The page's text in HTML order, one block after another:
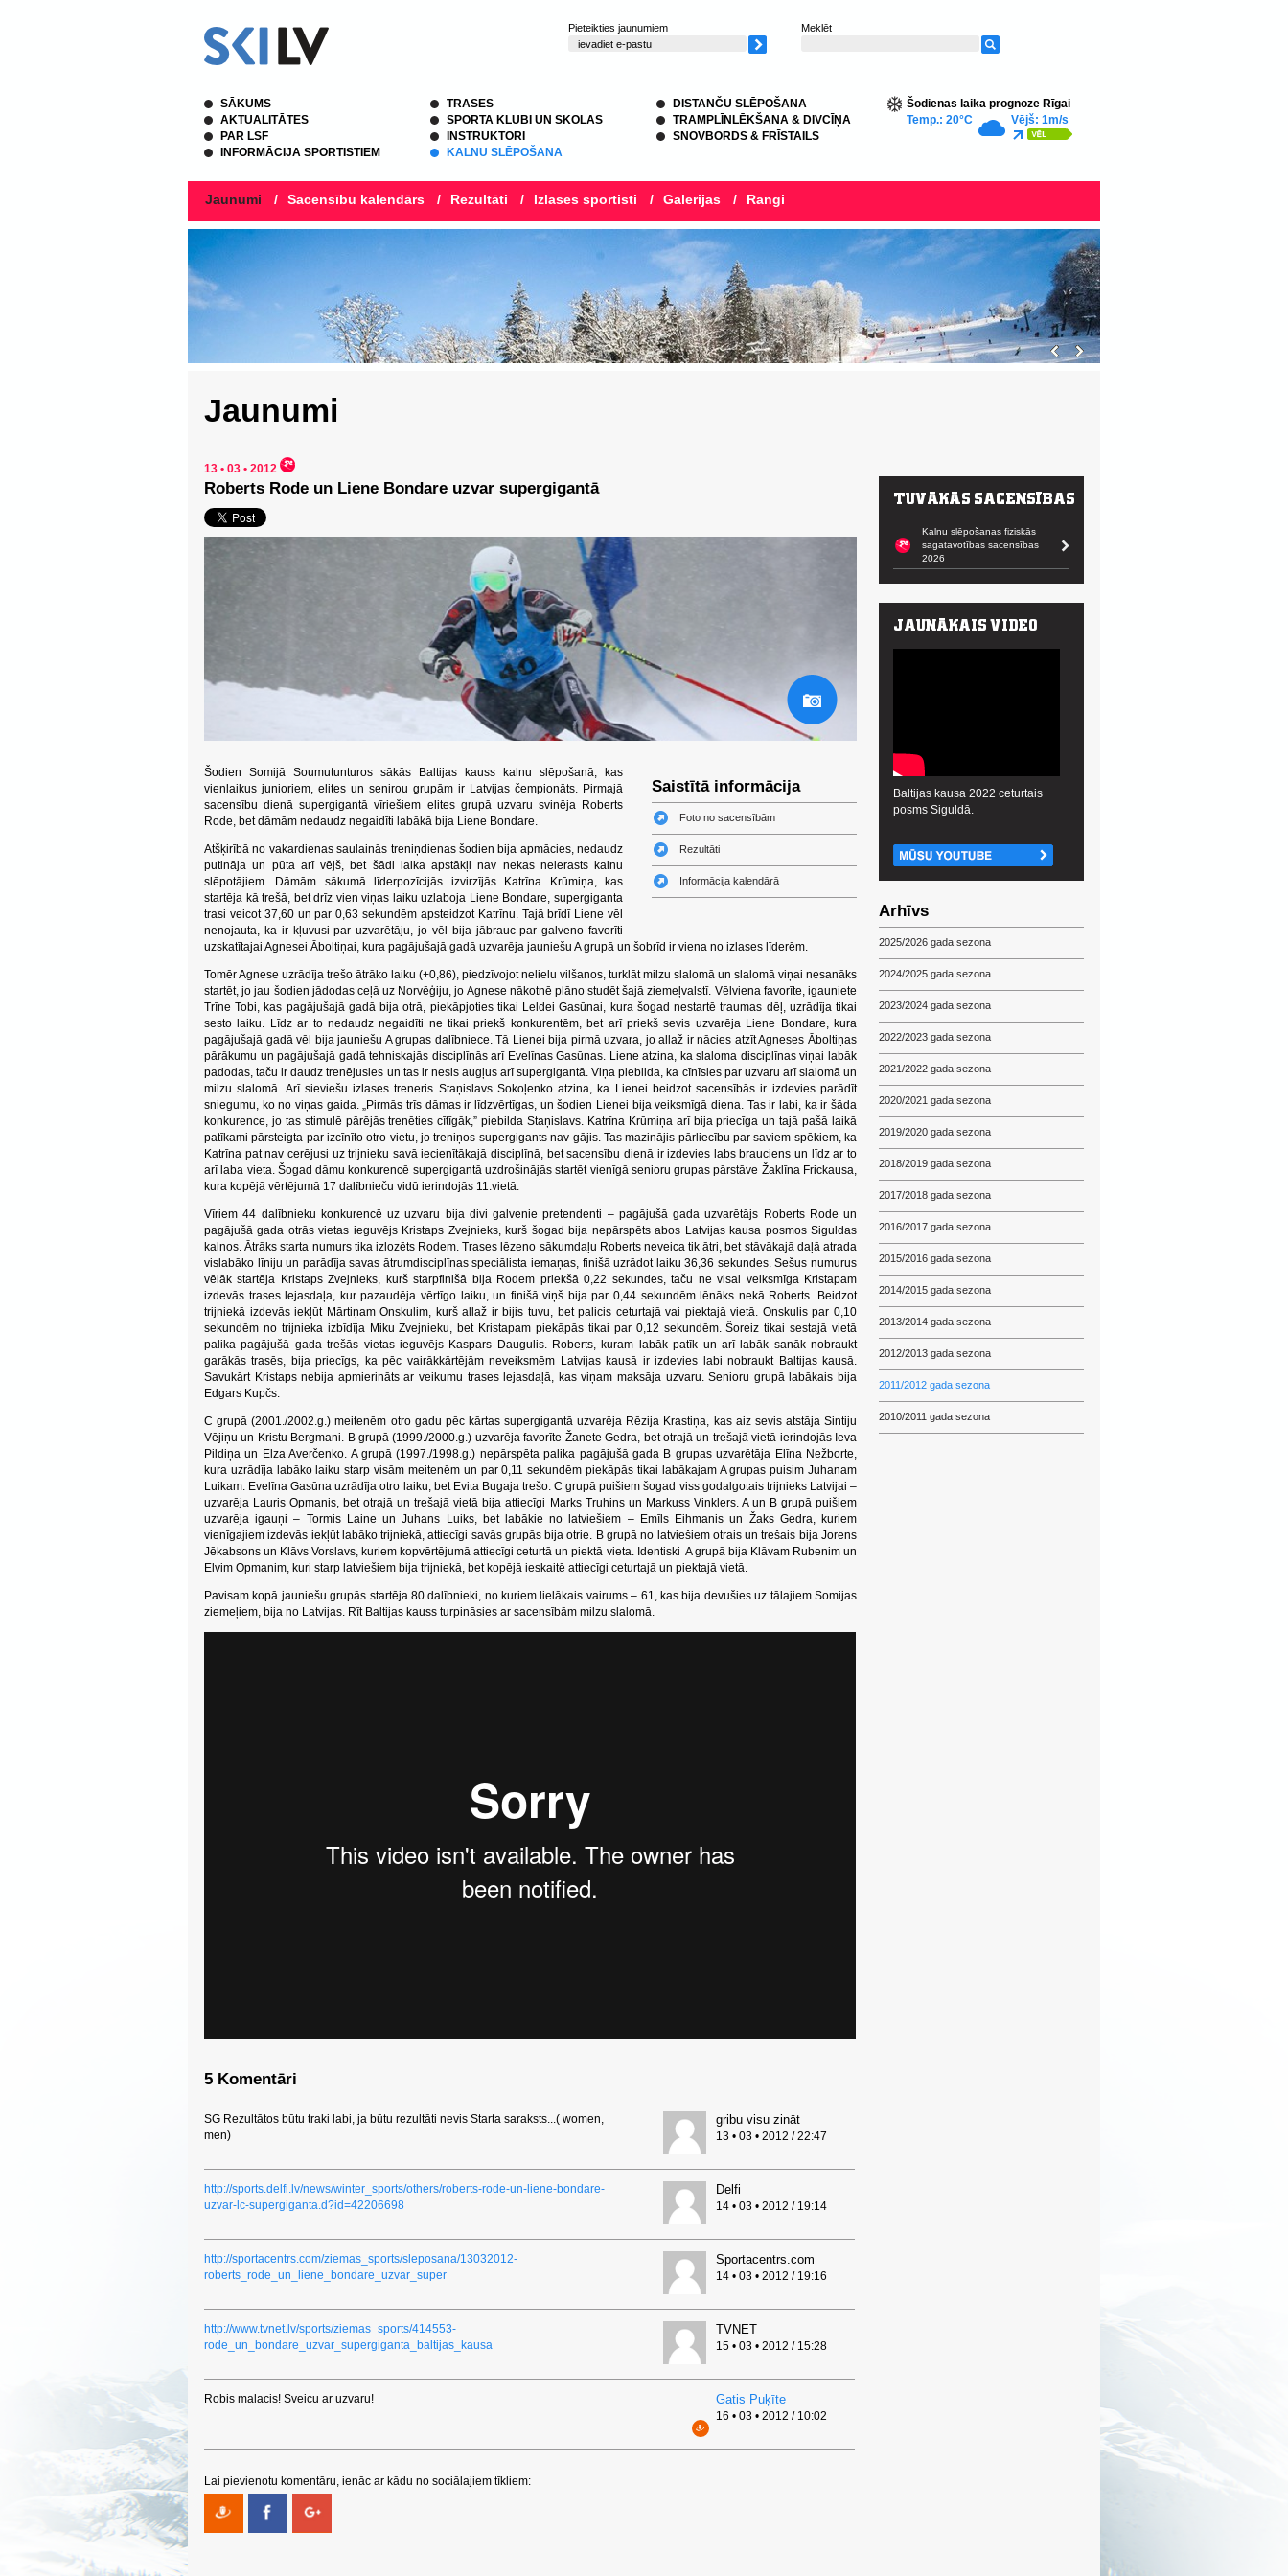
Pieteikties jaunumiem Meklēt
SĀKUMS
AKTUALITĀTES
PAR LSF
INFORMĀCIJA SPORTISTIEM
TRASES
SPORTA KLUBI UN SKOLAS
INSTRUKTORI
KALNU SLĒPOŠANA
DISTANČU SLĒPOŠANA
TRAMPLĪNLĒKŠANA & DIVCĪŅA
SNOVBORDS & FRĪSTAILS
Šodienas laika prognoze Rīgai
Temp.: 20°C
Vējš: 1m/s
Jaunumi / Sacensību kalendārs / Rezultāti / Izlases sportisti / Galerijas / Rangi
Jaunumi
13 • 03 • 2012
Roberts Rode un Liene Bondare uzvar supergigantā
Saistītā informācija
Foto no sacensībām
Rezultāti
Informācija kalendārā
Šodien Somijā Soumutunturos sākās Baltijas kauss kalnu slēpošanā, kas
vienlaikus junioriem, elites un senirou grupām ir Latvijas čempionāts. Pirmajā
sacensību dienā supergigantā vīriešiem elites grupā uzvaru svinēja Roberts
Rode, bet dāmām nedaudz negaidīti labākā bija Liene Bondare.
Atšķirībā no vakardienas saulainās treniņdienas šodien bija apmācies, nedaudz
putināja un pūta arī vējš, bet šādi laika apstākļi nav nekas neierasts kalnu
slēpotājiem. Dāmām sākumā līderpozīcijās izvirzījās Katrīna Krūmiņa, kas
startēja kā trešā, bet drīz vien viņas laiku uzlaboja Liene Bondare, supergiganta
trasi veicot 37,60 un par 0,63 sekundēm apsteidzot Katrīnu. Tajā brīdī Liene vēl
nenojauta, ka ir kļuvusi par uzvarētāju, jo vēl bija jābrauc par galveno favorīti
uzskatītajai Agnesei Āboltiņai, kura pagājušajā gadā uzvarēja jauniešu A grupā un šobrīd ir viena no izlases līderēm.
Tomēr Agnese uzrādīja trešo ātrāko laiku (+0,86), piedzīvojot nelielu vilšanos, turklāt milzu slalomā un slalomā viņai nesanāks
startēt, jo jau šodien jādodas ceļā uz Norvēģiju, jo Agnese nākotnē plāno studēt šajā ziemeļvalstī. Vēlviena favorīte, igauniete
Trīne Tobi, kas pagājušajā gadā bija otrā, piekāpjoties tikai Leldei Gasūnai, kura šogad nestartē traumas dēļ, uzrādīja tikai
sesto laiku. Līdz ar to nedaudz negaidīti ne tikai priekš konkurentēm, bet arī priekš sevis uzvarēja Liene Bondare, kura
pagājušajā gadā vēl bija jauniešu A grupas dalībniece. Tā Lienei bija pirmā uzvara, jo allaž ir nācies atzīt Agneses Āboltiņas
pārākumu un pagājušajā gadā tehniskajās disciplīnās arī Evelīnas Gasūnas. Liene atzina, ka slaloma disciplīnas viņai labāk
padodas, taču ir daudz trenējusies un tas ir nesis augļus arī supergigantā. Viņa piebilda, ka cīnīsies par uzvaru arī slalomā un
milzu slalomā. Arī sieviešu izlases treneris Staņislavs Sokoļenko atzina, ka Lienei beidzot sacensībās ir izdevies parādīt
sniegumu, ko no viņas gaida. „Pirmās trīs dāmas ir līdzvērtīgas, un šodien Lienei bija veiksmīgā diena. Tas ir labi, ka ir šāda
konkurence, jo tas stimulē pārējās trenēties cītīgāk,” piebilda Staņislavs. Katrīna Krūmiņa arī bija priecīga un tajā pašā laikā
patīkami pārsteigta par izcīnīto otro vietu, jo treniņos supergigants nav gājis. Tas mazinājis pārliecību par saviem spēkiem, ka
Katrīna pat nav cerējusi uz trijnieku savā iecienītākajā disciplīnā, bet sacensību dienā ir izdevies labs brauciens un līdz ar to
arī laba vieta. Šogad dāmu konkurencē supergigantā uzdrošinājās startēt vienīgā senioru grupas pārstāve Žaklīna Frickausa,
kura kopējā vērtējumā 17 dalībnieču vidū ierindojās 11.vietā.
Vīriem 44 dalībnieku konkurencē uz uzvaru bija divi galvenie pretendenti – pagājušā gada uzvarētājs Roberts Rode un
pagājušā gada otrās vietas ieguvējs Kristaps Zvejnieks, kurš šogad bija nepārspēts abos Latvijas kausa posmos Siguldas
kalnos. Ātrāks starta numurs tika izlozēts Rodem. Trases lēzeno sākumdaļu Roberts neveica tik ātri, bet stāvākajā daļā atrada
vislabāko līniju un parādīja savas ātrumdisciplīnas speciālista iemaņas, finišā uzrādot laiku 36,36 sekundes. Sešus numurus
vēlāk startēja Kristaps Zvejnieks, kurš starpfinišā bija Rodem priekšā 0,22 sekundes, taču ne visai veiksmīga Kristapam
izdevās trases lejasdaļa, kur pazaudēja vērtīgo laiku, un finišā viņš bija par 0,44 sekundēm lēnāks nekā Roberts. Beidzot
trijniekā izdevās iekļūt Mārtiņam Onskulim, kurš allaž ir bijis tuvu, bet palicis ceturtajā vai piektajā vietā. Onskulis par 0,10
sekundēm no trijnieka izbīdīja Miku Zvejnieku, bet Kristapam piekāpās tikai par 0,12 sekundēm. Šoreiz tikai sestajā vietā
palika pagājušā gada trešās vietas ieguvējs Kaspars Daugulis. Roberts, kuram labāk patīk un arī labāk sanāk nobraukt
garākās trasēs, bija priecīgs, ka pēc vairākkārtējām neveiksmēm Latvijas kausā ir izdevies labi nobraukt Baltijas kausā.
Savukārt Kristaps nebija apmierināts ar veikumu trases lejasdaļā, kas viņam maksāja uzvaru. Senioru grupā labākais bija
Edgars Kupčs.
C grupā (2001./2002.g.) meitenēm otro gadu pēc kārtas supergigantā uzvarēja Rēzija Krastiņa, kas aiz sevis atstāja Sintiju
Vējiņu un Kristu Bergmani. B grupā (1999./2000.g.) uzvarēja favorīte Žanete Gedra, bet otrajā un trešajā vietā ierindojās Ieva
Pildiņa un Elza Averčenko. A grupā (1997./1998.g.) nepārspēta palika pagājušā gada B grupas uzvarētāja Elīna Nežborte,
kura uzrādīja labāko laiku starp visām meitenēm un par 0,11 sekundēm piekāpās tikai labākajam A grupas puisim Juhanam
Luikam. Evelīna Gasūna uzrādīja otro laiku, bet Evita Bugaja trešo. C grupā puišiem šogad viss godalgotais trijnieks Latvijai –
uzvarēja Lauris Opmanis, bet otrajā un trešajā vietā bija attiecīgi Marks Truhins un Markuss Vinklers. A un B grupā puišiem
uzvarēja igauņi – Tormis Laine un Juhans Luiks, bet labākie no latviešiem – Emīls Eihmanis un Žaks Gedra, kuriem
vienīgajiem izdevās iekļūt labāko trijniekā, attiecīgi savās grupās bija otrie. B grupā no latviešiem otrais un trešais bija Jorens
Jēkabsons un Klāvs Vorslavs, kuriem kopvērtējumā attiecīgi ceturtā un piektā vieta. Identiski A grupā bija Klāvam Rubenim un
Elvim Opmanim, kuri starp latviešiem bija trijniekā, bet kopējā ieskaitē attiecīgi ceturtajā un piektajā vietā.
Pavisam kopā jauniešu grupās startēja 80 dalībnieki, no kuriem lielākais vairums – 61, kas bija devušies uz tālajiem Somijas
ziemeļiem, bija no Latvijas. Rīt Baltijas kauss turpināsies ar sacensībām milzu slalomā.
5 Komentāri
SG Rezultātos būtu traki labi, ja būtu rezultāti nevis Starta saraksts...( women,
men)
gribu visu zināt
13 • 03 • 2012 / 22:47
http://sports.delfi.lv/news/winter_sports/others/roberts-rode-un-liene-bondare-
uzvar-lc-supergiganta.d?id=42206698
Delfi
14 • 03 • 2012 / 19:14
http://sportacentrs.com/ziemas_sports/sleposana/13032012-
roberts_rode_un_liene_bondare_uzvar_super
Sportacentrs.com
14 • 03 • 2012 / 19:16
http://www.tvnet.lv/sports/ziemas_sports/414553-
rode_un_bondare_uzvar_supergiganta_baltijas_kausa
TVNET
15 • 03 • 2012 / 15:28
Robis malacis! Sveicu ar uzvaru! Gatis Puķīte
16 • 03 • 2012 / 10:02
Lai pievienotu komentāru, ienāc ar kādu no sociālajiem tīkliem:
Kalnu slēpošanas fiziskās
sagatavotības sacensības
2026
Baltijas kausa 2022 ceturtais
posms Siguldā.
Arhīvs
2025/2026 gada sezona
2024/2025 gada sezona
2023/2024 gada sezona
2022/2023 gada sezona
2021/2022 gada sezona
2020/2021 gada sezona
2019/2020 gada sezona
2018/2019 gada sezona
2017/2018 gada sezona
2016/2017 gada sezona
2015/2016 gada sezona
2014/2015 gada sezona
2013/2014 gada sezona
2012/2013 gada sezona
2011/2012 gada sezona
2010/2011 gada sezona